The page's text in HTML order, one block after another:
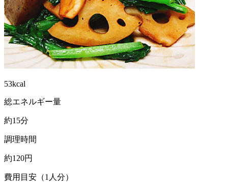
53kcal
総エネルギー量
約15分
調理時間
約120円
費用目安（1人分）